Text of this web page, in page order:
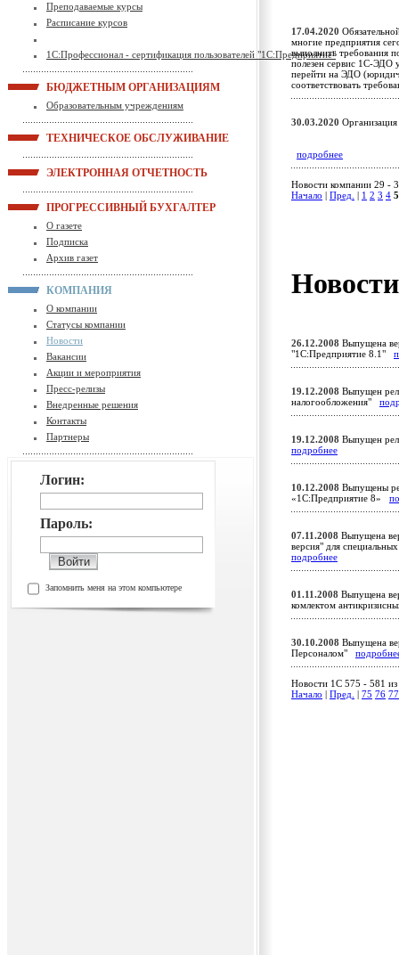
Преподаваемые курсы
Расписание курсов
1С:Профессионал - сертификация пользователей "1С:Предприятие"
БЮДЖЕТНЫМ ОРГАНИЗАЦИЯМ
Образовательным учреждениям
ТЕХНИЧЕСКОЕ ОБСЛУЖИВАНИЕ
ЭЛЕКТРОННАЯ ОТЧЕТНОСТЬ
ПРОГРЕССИВНЫЙ БУХГАЛТЕР
О газете
Подписка
Архив газет
КОМПАНИЯ
О компании
Статусы компании
Новости
Вакансии
Акции и мероприятия
Пресс-релизы
Внедренные решения
Контакты
Партнеры
Логин:
Пароль:
Запомнить меня на этом компьютере
17.04.2020
многие предприятия
выполнить требования
полезен сервис 1С-ЭДО
перейти на ЭДО
соответствовать
30.03.2020
подробнее
Новости компании 29 -
Начало | Пред. | 1 2 3 4 5
26.12.2008 Выпущена
"1С:Предприятие 8.1"
19.12.2008 Выпущен
налогообложения"
19.12.2008 Выпущен
подробнее
10.12.2008 Выпущены
«1С:Предприятие 8»
07.11.2008 Выпущена
версия" для
подробнее
01.11.2008 Выпущена
комлектом
30.10.2008 Выпущена
Персоналом"
Новости 1C 575 - 581
Начало | Пред. | 75 76 77